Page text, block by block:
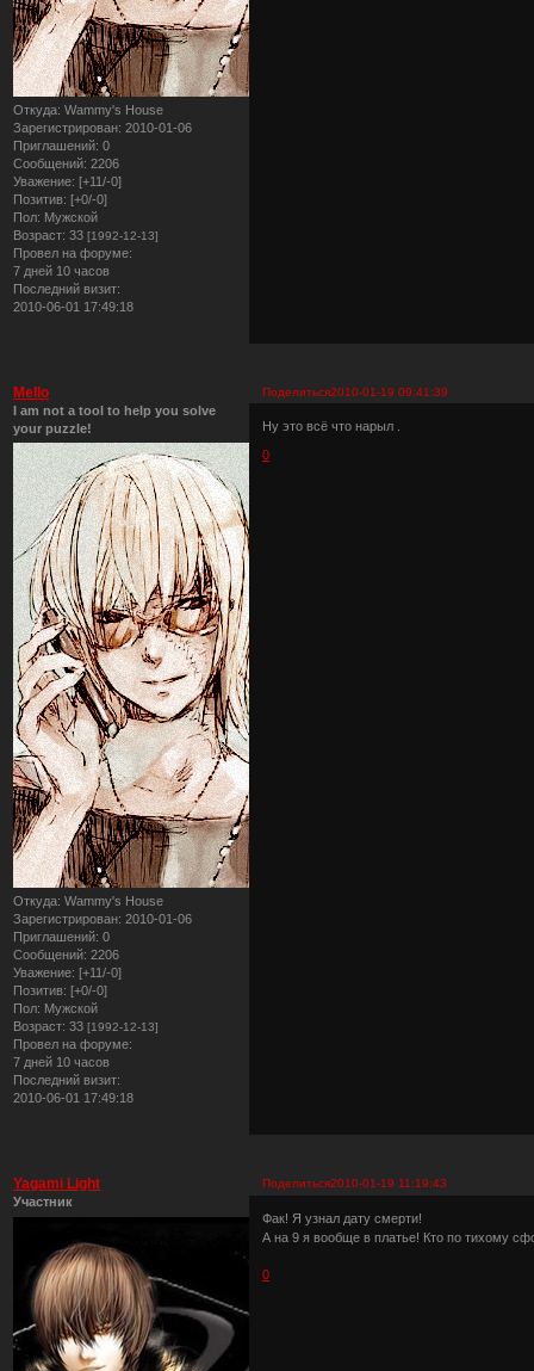
Откуда: Wammy's House
Зарегистрирован: 2010-01-06
Приглашений: 0
Сообщений: 2206
Уважение: [+11/-0]
Позитив: [+0/-0]
Пол: Мужской
Возраст: 33 [1992-12-13]
Провел на форуме:
7 дней 10 часов
Последний визит:
2010-06-01 17:49:18
Поделиться2010-01-19 09:41:39
Mello
I am not a tool to help you solve
your puzzle!
Откуда: Wammy's House
Зарегистрирован: 2010-01-06
Приглашений: 0
Сообщений: 2206
Уважение: [+11/-0]
Позитив: [+0/-0]
Пол: Мужской
Возраст: 33 [1992-12-13]
Провел на форуме:
7 дней 10 часов
Последний визит:
2010-06-01 17:49:18
Ну это всё что нарыл .
0
Поделиться2010-01-19 11:19:43
Yagami Light
Участник
Фак! Я узнал дату смерти!
А на 9 я вообще в платье! Кто по тихому
0